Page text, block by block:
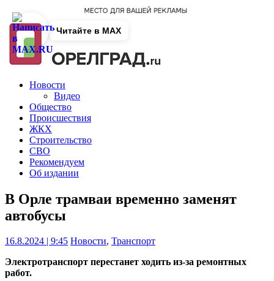
Новости
Видео
Общество
Происшествия
ЖКХ
Строительство
СВО
Рекомендуем
Об издании
В Орле трамваи временно заменят
автобусы
16.8.2024 | 9:45 Новости, Транспорт
Электротранспорт перестанет ходить из-за ремонтных
работ.
Читайте в MAX